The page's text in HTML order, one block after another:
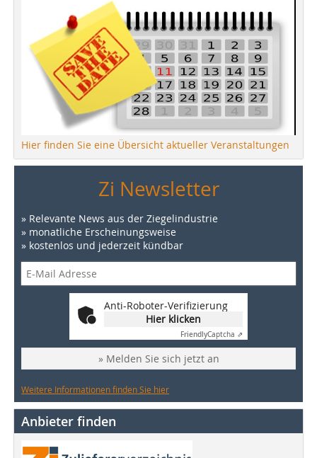
Hier finden Sie eine Übersicht aktueller Veranstaltungen
Zi Newsletter
» Relevante News aus der Ziegelindustrie
» monatliche Erscheinungsweise
» kostenlos und jederzeit kündbar
Anti-Roboter-Verifizierung
Hier klicken
FriendlyCaptcha ⇗
» Melden Sie sich jetzt an
Weitere Informationen finden Sie hier
Anbieter finden